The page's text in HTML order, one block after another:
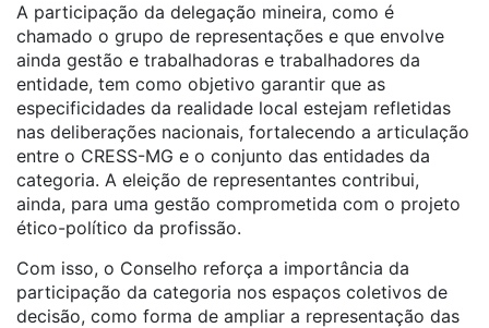
A participação da delegação mineira, como é
chamado o grupo de representações e que envolve
ainda gestão e trabalhadoras e trabalhadores da
entidade, tem como objetivo garantir que as
especificidades da realidade local estejam refletidas
nas deliberações nacionais, fortalecendo a articulação
entre o CRESS-MG e o conjunto das entidades da
categoria. A eleição de representantes contribui,
ainda, para uma gestão comprometida com o projeto
ético-político da profissão.
Com isso, o Conselho reforça a importância da
participação da categoria nos espaços coletivos de
decisão, como forma de ampliar a representação das